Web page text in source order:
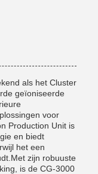
als het Cluster
geïoniseerde
voor
Production Unit is
en biedt
het een
zijn robuuste
is de CG-3000